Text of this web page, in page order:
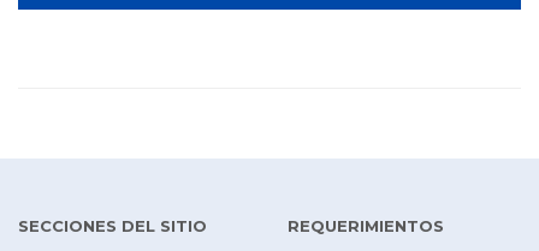
SECCIONES DEL SITIO REQUERIMIENTOS